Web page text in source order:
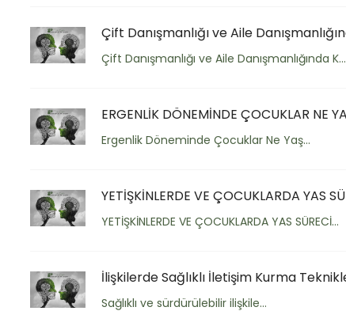
Çift Danışmanlığı ve Aile
Çift Danışmanlığı ve Aile Danışmanlığında K...
ERGENLİK DÖNEMİNDE ÇOCUKLAR NE
Ergenlik Döneminde Çocuklar Ne Yaş...
YETİŞKİNLERDE VE ÇOCUKLARDA YAS
YETİŞKİNLERDE VE ÇOCUKLARDA YAS SÜRECİ...
İlişkilerde Sağlıklı İletişim Kurma
Sağlıklı ve sürdürülebilir ilişkile...